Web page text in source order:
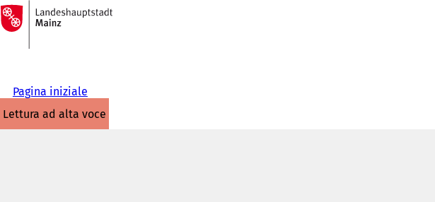
Vai al contenuto
Alla
pagina
iniziale
Pagina iniziale
lettura ad alta voce